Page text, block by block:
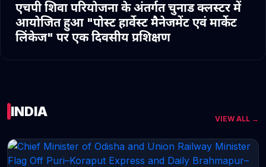
एचपी शिवा परियोजना के अंतर्गत चुनाड क्लस्टर में
आयोजित हुआ "पोस्ट हार्वेस्ट मैनेजमेंट एवं मार्केट
लिंकेज" पर एक दिवसीय प्रशिक्षण
INDIA VIEW ALL →